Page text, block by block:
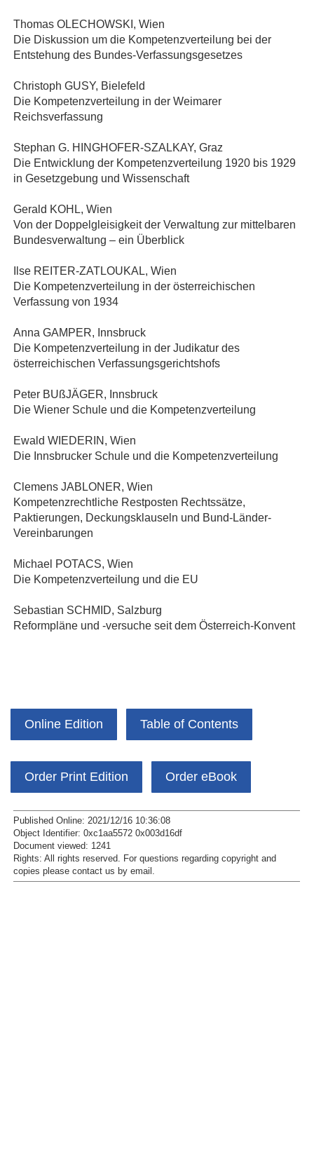
Thomas OLECHOWSKI, Wien
Die Diskussion um die Kompetenzverteilung bei der
Entstehung des Bundes‐Verfassungsgesetzes
Christoph GUSY, Bielefeld
Die Kompetenzverteilung in der Weimarer
Reichsverfassung
Stephan G. HINGHOFER‐SZALKAY, Graz
Die Entwicklung der Kompetenzverteilung 1920 bis 1929
in Gesetzgebung und Wissenschaft
Gerald KOHL, Wien
Von der Doppelgleisigkeit der Verwaltung zur mittelbaren
Bundesverwaltung – ein Überblick
Ilse REITER‐ZATLOUKAL, Wien
Die Kompetenzverteilung in der österreichischen
Verfassung von 1934
Anna GAMPER, Innsbruck
Die Kompetenzverteilung in der Judikatur des
österreichischen Verfassungsgerichtshofs
Peter BUßJÄGER, Innsbruck
Die Wiener Schule und die Kompetenzverteilung
Ewald WIEDERIN, Wien
Die Innsbrucker Schule und die Kompetenzverteilung
Clemens JABLONER, Wien
Kompetenzrechtliche Restposten Rechtssätze,
Paktierungen, Deckungsklauseln und Bund‐Länder‐
Vereinbarungen
Michael POTACS, Wien
Die Kompetenzverteilung und die EU
Sebastian SCHMID, Salzburg
Reformpläne und ‐versuche seit dem Österreich‐Konvent
Online Edition Table of Contents
Order Print Edition Order eBook
Published Online: 2021/12/16 10:36:08
Object Identifier: 0xc1aa5572 0x003d16df
Document viewed: 1241
Rights: All rights reserved.
For questions regarding copyright and
copies please contact us by email